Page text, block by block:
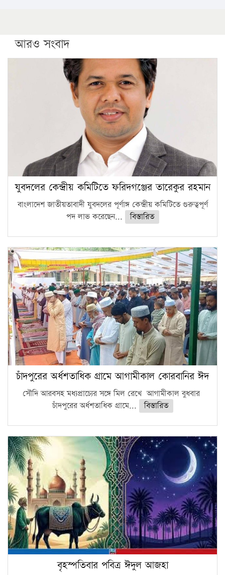
আরও সংবাদ
যুবদলের কেন্দ্রীয় কমিটিতে ফরিদগঞ্জের তারেকুর রহমান
বাংলাদেশ জাতীয়তাবাদী যুবদলের পূর্ণাঙ্গ কেন্দ্রীয় কমিটিতে গুরুত্বপূর্ণ
পদ লাভ করেছেন...
বিস্তারিত
চাঁদপুরের অর্ধশতাধিক গ্রামে আগামীকাল কোরবানির ঈদ
সৌদি আরবসহ মধ্যপ্রাচ্যের সঙ্গে মিল রেখে আগামীকাল বুধবার
চাঁদপুরের অর্ধশতাধিক গ্রামে...
বিস্তারিত
বৃহস্পতিবার পবিত্র ঈদুল আজহা